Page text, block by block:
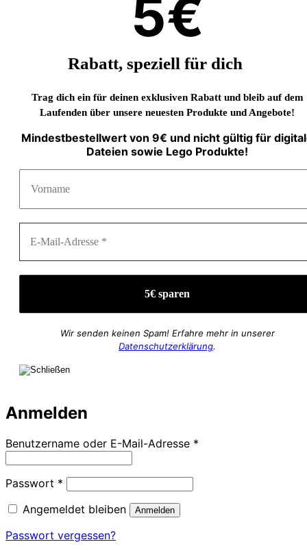
5€
Rabatt, speziell für dich
Trag dich ein für deinen exklusiven Rabatt und bleib auf dem
Laufenden über unsere neuesten Produkte und Angebote!
Mindestbestellwert von 9€ und nicht gültig für
Dateien sowie Lego Produkte!
Wir senden keinen Spam! Erfahre mehr in unserer
Datenschutzerklärung.
Anmelden
Benutzername oder E-Mail-Adresse *
Passwort * Erforderlich
Angemeldet bleiben
Anmelden
Passwort vergessen?